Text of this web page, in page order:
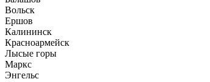
Вольск
Ершов
Калининск
Красноармейск
Лысые горы
Маркс
Энгельс